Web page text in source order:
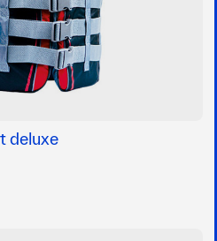
deluxe